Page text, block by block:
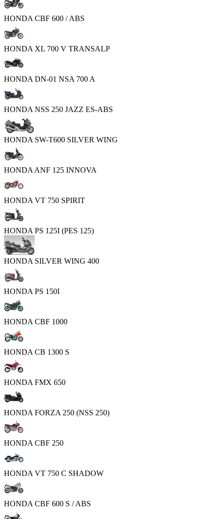
HONDA CBF 600 / ABS
HONDA XL 700 V TRANSALP
HONDA DN-01 NSA 700 A
HONDA NSS 250 JAZZ ES-ABS
HONDA SW-T600 SILVER WING
HONDA ANF 125 INNOVA
HONDA VT 750 SPIRIT
HONDA PS 125I (PES 125)
HONDA SILVER WING 400
HONDA PS 150I
HONDA CBF 1000
HONDA CB 1300 S
HONDA FMX 650
HONDA FORZA 250 (NSS 250)
HONDA CBF 250
HONDA VT 750 C SHADOW
HONDA CBF 600 S / ABS